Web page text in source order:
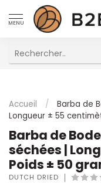
MENU
Accueil /
Barba de
Longueur ± 55
Barba de
séchées |
Poids ± 50
DUTCH DRIED